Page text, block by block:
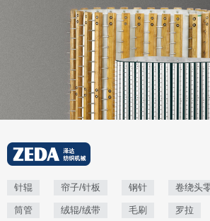
针辊 帘子/针板 钢针 卷绕头
筒管 绒辊/绒带 毛刷 罗拉